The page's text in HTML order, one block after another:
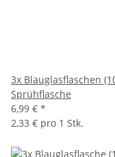
3x Blauglasflaschen
Sprühflasche
6,99 € *
2,33 € pro 1 Stk.